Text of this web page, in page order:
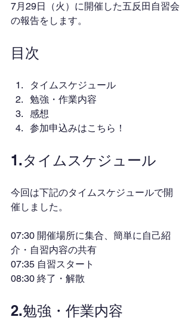
7月29日（火）に開催した五反田自習会
の報告をします。
目次
タイムスケジュール
勉強・作業内容
感想
参加申込みはこちら！
1.タイムスケジュール
今回は下記のタイムスケジュールで開
催しました。
07:30 開催場所に集合、簡単に自己紹
介・自習内容の共有
07:35 自習スタート
08:30 終了・解散
2.勉強・作業内容